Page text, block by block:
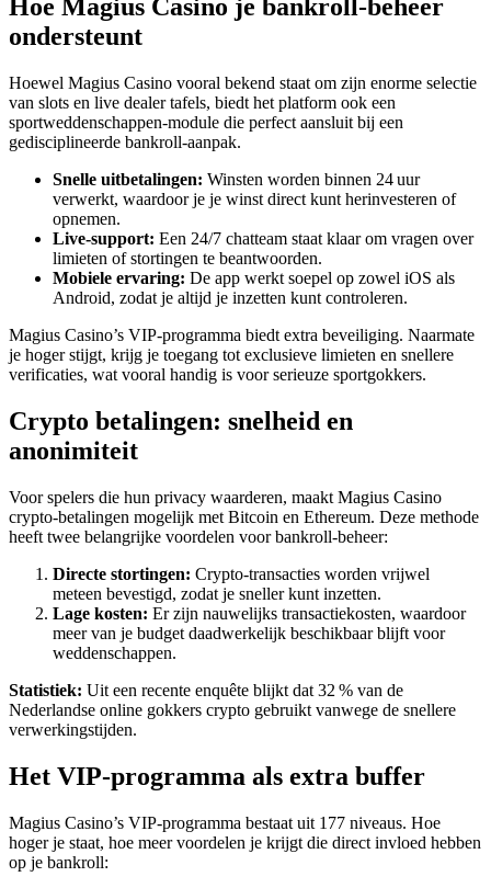
Hoe Magi​us Casino je bankroll‑beheer
ondersteunt
Hoewel Magius Casino vooral bekend staat om zijn enorme selectie
van slots en live dealer tafels, biedt het platform ook een
sportweddenschappen‑module die perfect aansluit bij een
gedisciplineerde bankroll‑aanpak.
Snelle uitbetalingen: Winsten worden binnen 24 uur
verwerkt, waardoor je je winst direct kunt herinvesteren of
opnemen.
Live‑support: Een 24/7 chatteam staat klaar om vragen over
limieten of stortingen te beantwoorden.
Mobiele ervaring: De app werkt soepel op zowel iOS als
Android, zodat je altijd je inzetten kunt controleren.
Magius Casino’s VIP‑programma biedt extra beveiliging. Naarmate
je hoger stijgt, krijg je toegang tot exclusieve limieten en snellere
verificaties, wat vooral handig is voor serieuze sportgokkers.
Crypto betalingen: snelheid en
anonimiteit
Voor spelers die hun privacy waarderen, maakt Magius Casino
crypto‑betalingen mogelijk met Bitcoin en Ethereum. Deze methode
heeft twee belangrijke voordelen voor bankroll‑beheer:
Directe stortingen: Crypto‑transacties worden vrijwel
meteen bevestigd, zodat je sneller kunt inzetten.
Lage kosten: Er zijn nauwelijks transactiekosten, waardoor
meer van je budget daadwerkelijk beschikbaar blijft voor
weddenschappen.
Statistiek: Uit een recente enquête blijkt dat 32 % van de
Nederlandse online gokkers crypto gebruikt vanwege de snellere
verwerkingstijden.
Het VIP‑programma als extra buffer
Magius Casino’s VIP‑programma bestaat uit 177 niveaus. Hoe
hoger je staat, hoe meer voordelen je krijgt die direct invloed hebben
op je bankroll: